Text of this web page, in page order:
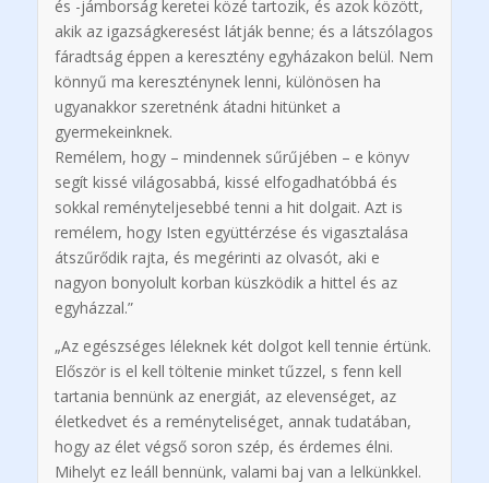
és -jámborság keretei közé tartozik, és azok között,
akik az igazságkeresést látják benne; és a látszólagos
fáradtság éppen a keresztény egyházakon belül. Nem
könnyű ma kereszténynek lenni, különösen ha
ugyanakkor szeretnénk átadni hitünket a
gyermekeinknek.
Remélem, hogy – mindennek sűrűjében – e könyv
segít kissé világosabbá, kissé elfogadhatóbbá és
sokkal reményteljesebbé tenni a hit dolgait. Azt is
remélem, hogy Isten együttérzése és vigasztalása
átszűrődik rajta, és megérinti az olvasót, aki e
nagyon bonyolult korban küszködik a hittel és az
egyházzal.”
„Az egészséges léleknek két dolgot kell tennie értünk.
Először is el kell töltenie minket tűzzel, s fenn kell
tartania bennünk az energiát, az elevenséget, az
életkedvet és a reményteliséget, annak tudatában,
hogy az élet végső soron szép, és érdemes élni.
Mihelyt ez leáll bennünk, valami baj van a lelkünkkel.